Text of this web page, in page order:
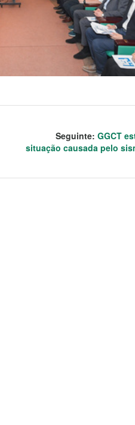
Seguinte: GGCT
situação causada pelo